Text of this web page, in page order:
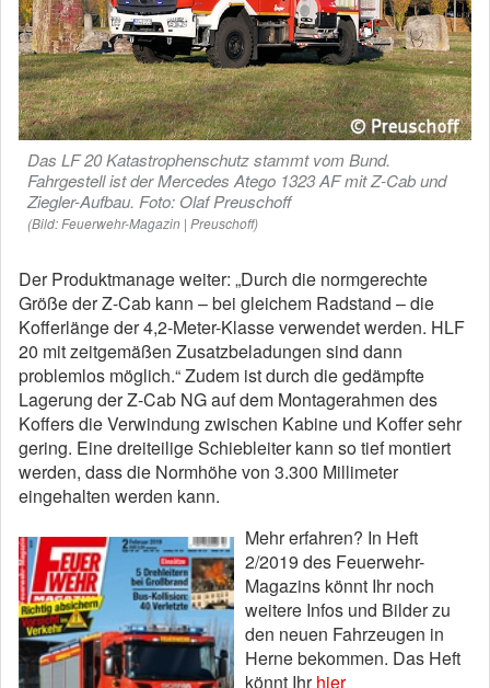
Das LF 20 Katastrophenschutz stammt vom Bund.
Fahrgestell ist der Mercedes Atego 1323 AF mit Z-Cab und
Ziegler-Aufbau. Foto: Olaf Preuschoff
(Bild: Feuerwehr-Magazin | Preuschoff)
Der Produktmanage weiter: „Durch die normgerechte
Größe der Z-Cab kann – bei gleichem Radstand – die
Kofferlänge der 4,2-Meter-Klasse verwendet werden. HLF
20 mit zeitgemäßen Zusatzbeladungen sind dann
problemlos möglich.“ Zudem ist durch die gedämpfte
Lagerung der Z-Cab NG auf dem Montagerahmen des
Koffers die Verwindung zwischen Kabine und Koffer sehr
gering. Eine dreiteilige Schiebleiter kann so tief montiert
werden, dass die Normhöhe von 3.300 Millimeter
eingehalten werden kann.
Mehr erfahren? In Heft
2/2019 des Feuerwehr-
Magazins könnt Ihr noch
weitere Infos und Bilder zu
den neuen Fahrzeugen in
Herne bekommen. Das Heft
könnt Ihrhier